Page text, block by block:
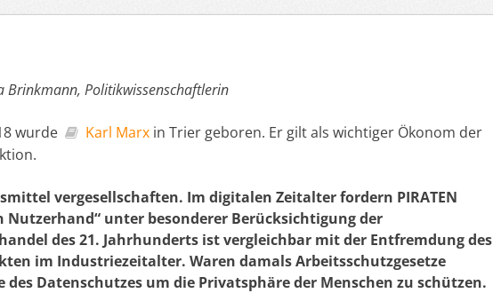
Brinkmann, Politikwissenschaftlerin
wurde Karl Marx in Trier geboren. Er gilt als wichtiger Ökonom der
vergesellschaften. Im digitalen Zeitalter fordern PIRATEN
Nutzerhand“ unter besonderer Berücksichtigung der
des 21. Jahrhunderts ist vergleichbar mit der Entfremdung des
im Industriezeitalter. Waren damals Arbeitsschutzgesetze
des Datenschutzes um die Privatsphäre der Menschen zu schützen.